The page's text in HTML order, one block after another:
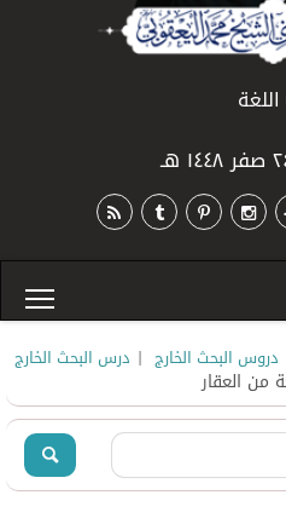
اللغة
دروس البحث الخارج | درس البحث الخارج